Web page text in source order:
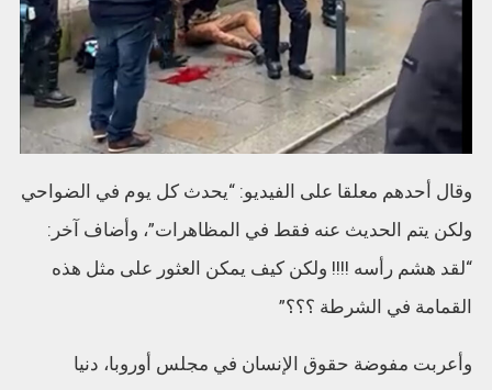
وقال أحدهم معلقا على الفيديو: “يحدث كل يوم في الضواحي
ولكن يتم الحديث عنه فقط في المظاهرات”، وأضاف آخر:
“لقد هشم رأسه !!!! ولكن كيف يمكن العثور على مثل هذه
القمامة في الشرطة ؟؟؟”
وأعربت مفوضة حقوق الإنسان في مجلس أوروبا، دنيا